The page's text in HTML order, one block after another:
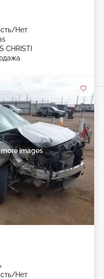
Нет
CHRISTI
images
Нет